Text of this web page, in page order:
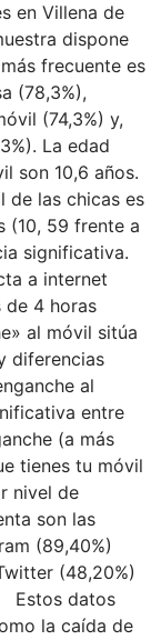
en Villena de
dispone
frecuente es
(78,3%),
(74,3%) y,
La edad
son 10,6 años.
de las chicas es
(10, 59 frente a
significativa.
a internet
de 4 horas
al móvil sitúa
diferencias
al
entre
(a más
tienes tu móvil
nivel de
son las
(89,40%)
(48,20%)
Estos datos
la caída de